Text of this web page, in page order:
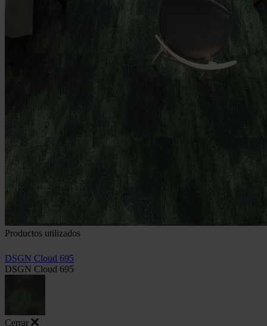
Productos utilizados
DSGN Cloud 695
DSGN Cloud 695
Cerrar